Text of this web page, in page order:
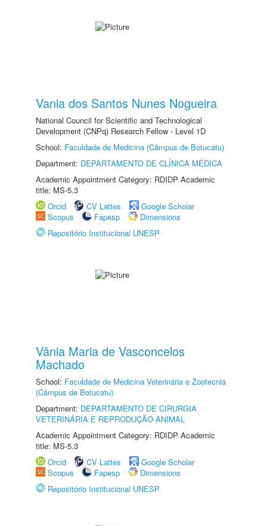
Vania dos Santos Nunes Nogueira
National Council for Scientific and Technological
Development (CNPq) Research Fellow - Level 1D
School: Faculdade de Medicina (Câmpus de Botucatu)
Department: DEPARTAMENTO DE CLÍNICA MÉDICA
Academic Appointment Category: RDIDP Academic
title: MS-5.3
Orcid
CV Lattes
Google Scholar
Scopus
Fapesp
Dimensions
Repositório Institucional UNESP
Vânia Maria de Vasconcelos
Machado
School: Faculdade de Medicina Veterinária e Zootecnia
(Câmpus de Botucatu)
Department: DEPARTAMENTO DE CIRURGIA
VETERINÁRIA E REPRODUÇÃO ANIMAL
Academic Appointment Category: RDIDP Academic
title: MS-5.3
Orcid
CV Lattes
Google Scholar
Scopus
Fapesp
Dimensions
Repositório Institucional UNESP